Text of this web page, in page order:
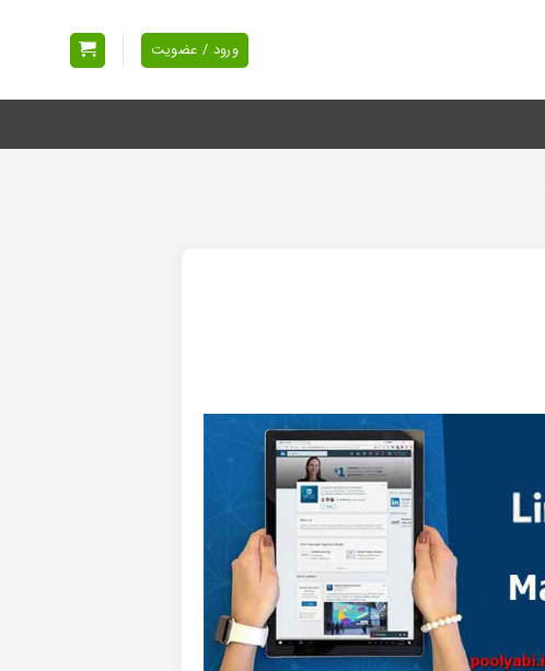
ورود / عضویت